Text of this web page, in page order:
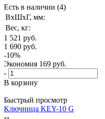
Есть в наличии (4)
ВxШxГ, мм:
Вес, кг:
1 521 руб.
1 690 руб.
-10%
Экономия 169 руб.
-
В корзину
Быстрый просмотр
Ключница KEY-10 G